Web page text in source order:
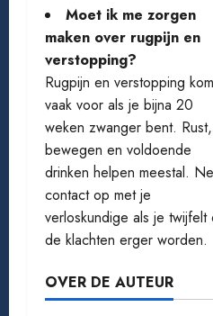
Moet ik me zorgen
maken over rugpijn en
verstopping?
Rugpijn en verstopping
vaak voor als je bijna 20
weken zwanger bent. Rust,
bewegen en voldoende
drinken helpen meestal.
contact op met je
verloskundige als je twijfelt
de klachten erger worden.
OVER DE AUTEUR